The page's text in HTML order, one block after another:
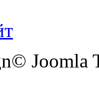
Joomla